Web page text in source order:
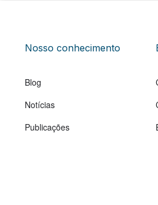
Nosso conhecimento
Blog
Notícias
Publicações